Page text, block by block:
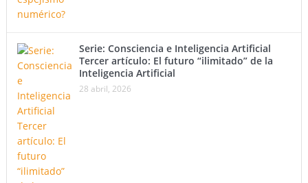
Serie: Consciencia e Inteligencia Artificial
Tercer artículo: El futuro “ilimitado” de la
Inteligencia Artificial
28 abril, 2026